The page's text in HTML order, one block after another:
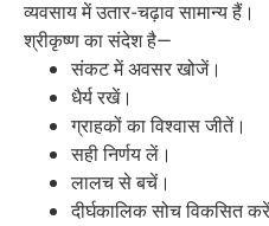
व्यवसाय में उतार-चढ़ाव सामान्य हैं।
श्रीकृष्ण का संदेश है—
संकट में अवसर खोजें।
धैर्य रखें।
ग्राहकों का विश्वास जीतें।
सही निर्णय लें।
लालच से बचें।
दीर्घकालिक सोच विकसित